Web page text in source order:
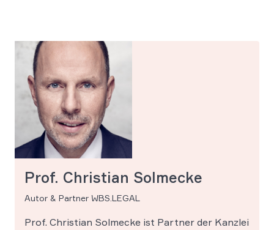
Prof. Christian Solmecke
Autor & Partner WBS.LEGAL
Prof. Christian Solmecke ist Partner der Kanzlei